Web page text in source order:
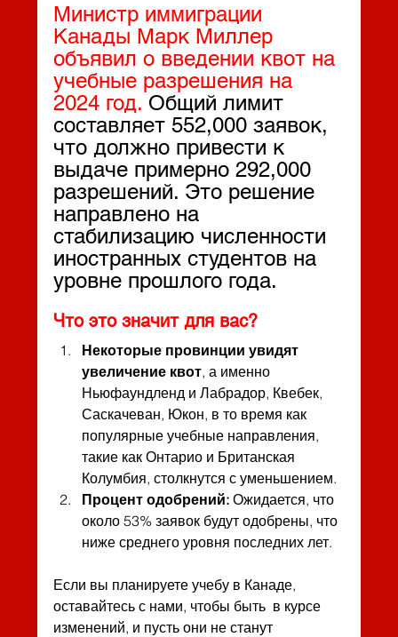
Министр иммиграции
Канады Марк Миллер
объявил о введении квот на
учебные разрешения на
2024 год. Общий лимит
составляет 552,000 заявок,
что должно привести к
выдаче примерно 292,000
разрешений. Это решение
направлено на
стабилизацию численности
иностранных студентов на
уровне прошлого года.
Что это значит для вас?
Некоторые провинции увидят
увеличение квот, а именно
Ньюфаундленд и Лабрадор, Квебек,
Саскачеван, Юкон, в то время как
популярные учебные направления,
такие как Онтарио и Британская
Колумбия, столкнутся с уменьшением.
Процент одобрений: Ожидается, что
около 53% заявок будут одобрены, что
ниже среднего уровня последних лет.
Если вы планируете учебу в Канаде,
оставайтесь с нами, чтобы быть  в курсе
изменений, и пусть они не станут